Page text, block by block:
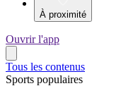
À proximité
Ouvrir l'app
Tous les contenus
Sports populaires